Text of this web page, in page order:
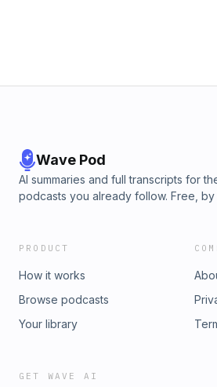
Wave Pod
AI summaries and full transcripts for
podcasts you already follow. Free, by
PRODUCT
How it works
Browse podcasts
Your library
GET WAVE AI